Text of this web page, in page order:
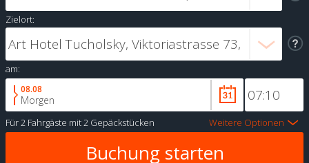
Zielort:
am:
08.08
Morgen
Für2 Fahrgäste mit2 Gepäckstücken Weitere Optionen